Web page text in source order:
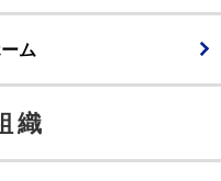
ム
織